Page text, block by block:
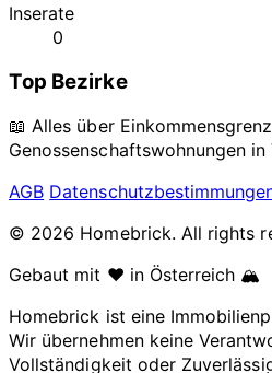
Inserate
0
Top Bezirke
📖 Alles über
Genossenschaftswohnungen in
AGB
© 2026 Homebrick. All rights
Gebaut mit ❤️ in Österreich 🏔️
Homebrick ist eine
Wir übernehmen keine
Vollständigkeit oder